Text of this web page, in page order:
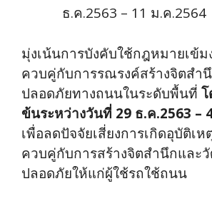
ธ.ค.2563 – 11 ม.ค.2564
มุ่งเน้นการบังคับใช้กฎหมายเข้ม
ควบคู่กับการรณรงค์สร้างจิตสำ
ปลอดภัยทางถนนในระดับพื้นที่
ข้นระหว่างวันที่ 29 ธ.ค.2563 –
เพื่อลดปัจจัยเสี่ยงการเกิดอุบัติเ
ควบคู่กับการสร้างจิตสำนึกและ
ปลอดภัยให้แก่ผู้ใช้รถใช้ถนน